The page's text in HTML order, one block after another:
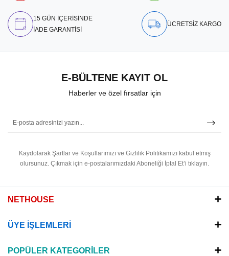
15 GÜN İÇERİSİNDE
İADE GARANTİSİ
ÜCRETSİZ KARGO
E-BÜLTENE KAYIT OL
Haberler ve özel fırsatlar için
Kaydolarak Şartlar ve Koşullarımızı ve Gizlilik Politikamızı kabul etmiş
olursunuz. Çıkmak için e-postalarımızdaki Aboneliği İptal Et’i tıklayın.
NETHOUSE
ÜYE İŞLEMLERİ
POPÜLER KATEGORİLER